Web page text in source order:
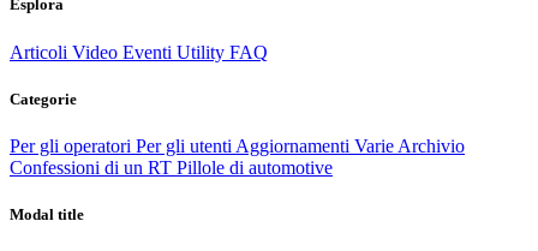
Esplora
Articoli Video Eventi Utility FAQ
Categorie
Per gli operatori Per gli utenti Aggiornamenti Varie Archivio
Confessioni di un RT Pillole di automotive
Modal title